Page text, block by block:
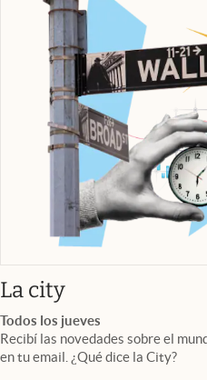
La cityabre en nueva
Todos los jueves
Recibí las novedades sobre el
en tu email. ¿Qué dice la City?